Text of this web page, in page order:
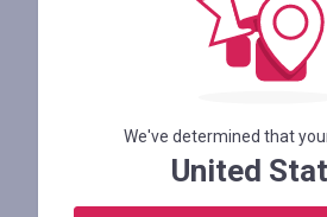
We've determined that
United